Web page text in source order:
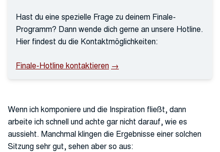
Hast du eine spezielle Frage zu deinem Finale-
Programm? Dann wende dich gerne an unsere Hotline.
Hier findest du die Kontaktmöglichkeiten:
Finale-Hotline kontaktieren
Wenn ich komponiere und die Inspiration fließt, dann
arbeite ich schnell und achte gar nicht darauf, wie es
aussieht. Manchmal klingen die Ergebnisse einer solchen
Sitzung sehr gut, sehen aber so aus: